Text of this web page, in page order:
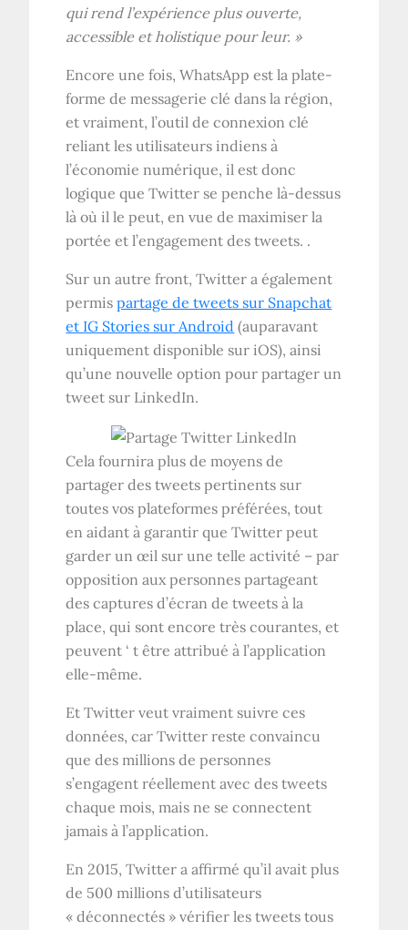
qui rend l’expérience plus ouverte,
accessible et holistique pour leur. »
Encore une fois, WhatsApp est la plate-
forme de messagerie clé dans la région,
et vraiment, l’outil de connexion clé
reliant les utilisateurs indiens à
l’économie numérique, il est donc
logique que Twitter se penche là-dessus
là où il le peut, en vue de maximiser la
portée et l’engagement des tweets. .
Sur un autre front, Twitter a également
permispartage de tweets sur Snapchat
et IG Stories sur Android (auparavant
uniquement disponible sur iOS), ainsi
qu’une nouvelle option pour partager un
tweet sur LinkedIn.
Cela fournira plus de moyens de
partager des tweets pertinents sur
toutes vos plateformes préférées, tout
en aidant à garantir que Twitter peut
garder un œil sur une telle activité – par
opposition aux personnes partageant
des captures d’écran de tweets à la
place, qui sont encore très courantes, et
peuvent ‘ t être attribué à l’application
elle-même.
Et Twitter veut vraiment suivre ces
données, car Twitter reste convaincu
que des millions de personnes
s’engagent réellement avec des tweets
chaque mois, mais ne se connectent
jamais à l’application.
En 2015, Twitter a affirmé qu’il avaitplus
de 500 millions d’utilisateurs
« déconnectés » vérifier les tweets tous